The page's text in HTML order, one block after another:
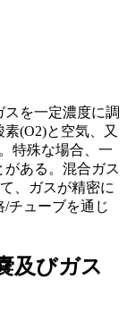
を一定濃度に調
(O2)と空気、又
特殊な場合、一
ある。混合ガス
、ガスが精密に
チューブを通じ
及びガス